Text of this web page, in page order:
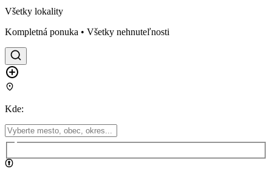
Všetky lokality
Kompletná ponuka • Všetky nehnuteľnosti
Kde: